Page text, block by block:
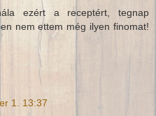
ezért a receptért, tegnap
nem ettem még ilyen finomat!
1. 13:37